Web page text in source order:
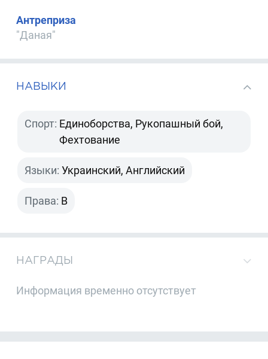
Антреприза
"Даная"
НАВЫКИ
Спорт: Единоборства, Рукопашный бой,
Фехтование
Языки: Украинский, Английский
Права: B
НАГРАДЫ
Информация временно отсутствует